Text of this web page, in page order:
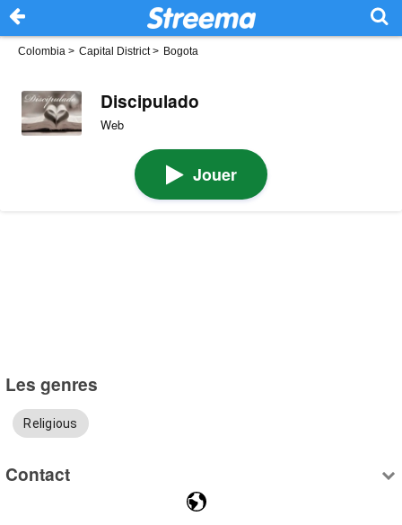
Colombia > Capital District> Bogota
Discipulado
Web
Jouer
Les genres
Religious
Contact